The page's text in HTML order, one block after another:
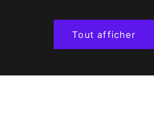
Tout afficher